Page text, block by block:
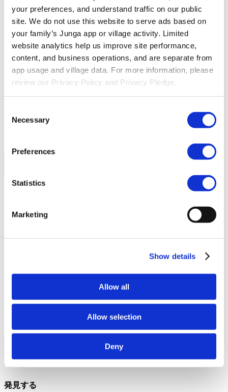
your preferences, and understand traffic on our public
site. We do not use this website to serve ads based on
your family’s Junga app or village activity. Limited
website analytics help us improve site performance,
content, and business operations, and are separate from
app usage and village data. For more information, please
review our Privacy Policy and Privacy Pledge.
Selection
Necessary
Preferences
Statistics
Marketing
Show details
Allow all
Allow selection
Deny
ュニティ参加を促進する方法を学びましょう。
Junga対グリーンライトGreenlightは、管理機能付きデビッ
トカードと教育ツールを組み合わせ、子供たちに家計管理、
貯蓄、投資について教えるサービスです。
Junga 対 Acorns
EarlyAcorns Earlyは、安全なデビットカード、家事の手伝
ClassDojoは、教師、生徒、家族が繋がり、教室で
の学びを称え合うお手伝いをします。
を褒賞し、前向きな学校文化を築くことを可能にします。
について
Jungaの起源を知り、このユニークなプラッ
私たちのコミュニティ
Jungaとの自撮りJungaで自撮り写真を生成し、コミュニテ
トフォームが特別である理由について、さらに詳しくご覧く
ださい。
ヘルプ
発見する